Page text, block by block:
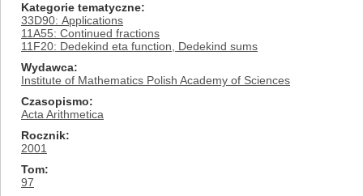
Kategorie tematyczne
33D90: Applications
11A55: Continued fractions
11F20: Dedekind eta function, Dedekind sums
Wydawca
Institute of Mathematics Polish Academy of Sciences
Czasopismo
Acta Arithmetica
Rocznik
2001
Tom
97